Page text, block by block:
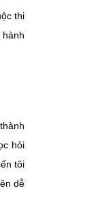
thi
hỏi
tôi
dễ